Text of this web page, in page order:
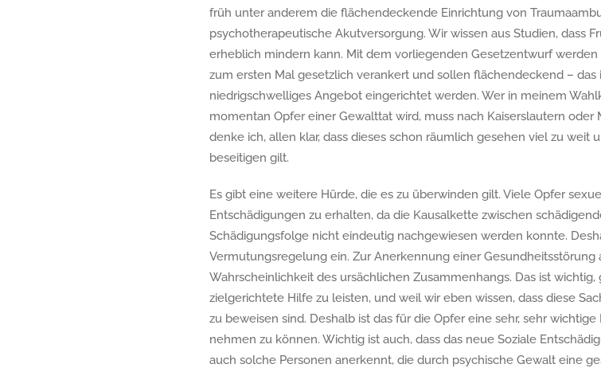
früh unter anderem die flächendeckende Einrichtung von
psychotherapeutische Akutversorgung. Wir wissen aus Studien, dass
erheblich mindern kann. Mit dem vorliegenden Gesetzentwurf
zum ersten Mal gesetzlich verankert und sollen flächendeckend –
niedrigschwelliges Angebot eingerichtet werden. Wer in meinem
momentan Opfer einer Gewalttat wird, muss nach Kaiserslautern oder
denke ich, allen klar, dass dieses schon räumlich gesehen viel zu weit
beseitigen gilt.
Es gibt eine weitere Hürde, die es zu überwinden gilt. Viele Opfer
Entschädigungen zu erhalten, da die Kausalkette zwischen
Schädigungsfolge nicht eindeutig nachgewiesen werden konnte.
Vermutungsregelung ein. Zur Anerkennung einer
Wahrscheinlichkeit des ursächlichen Zusammenhangs. Das ist
zielgerichtete Hilfe zu leisten, und weil wir eben wissen, dass diese
zu beweisen sind. Deshalb ist das für die Opfer eine sehr, sehr
nehmen zu können. Wichtig ist auch, dass das neue Soziale
auch solche Personen anerkennt, die durch psychische Gewalt eine